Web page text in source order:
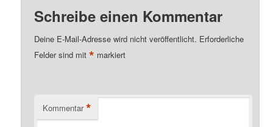
Schreibe einen Kommentar
Deine E-Mail-Adresse wird nicht veröffentlicht. Erforderliche
Felder sind mit* markiert
Kommentar *